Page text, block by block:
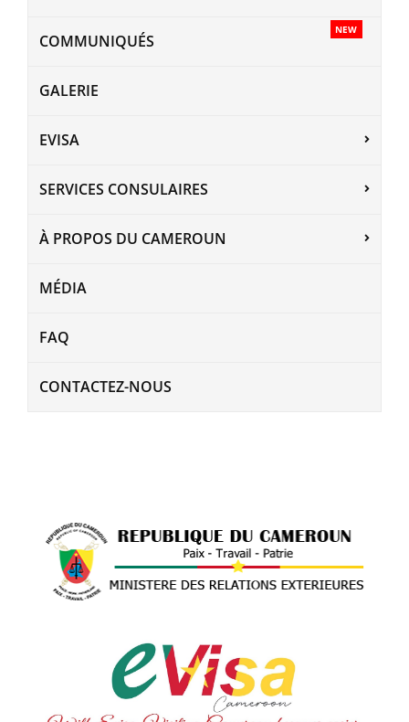
NEW
COMMUNIQUÉS
GALERIE
EVISA
SERVICES CONSULAIRES
À PROPOS DU CAMEROUN
MÉDIA
FAQ
CONTACTEZ-NOUS